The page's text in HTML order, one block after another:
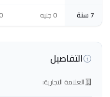
7 سنة
0 جنيه 0 جنيه
التفاصيل
العلامة التجارية: